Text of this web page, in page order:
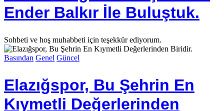
Ender Balkır İle Buluştuk.
Sohbeti ve hoş muhabbeti için teşekkür ediyorum.
Basından Genel Güncel
Elazığspor, Bu Şehrin En
Kıymetli Değerlerinden